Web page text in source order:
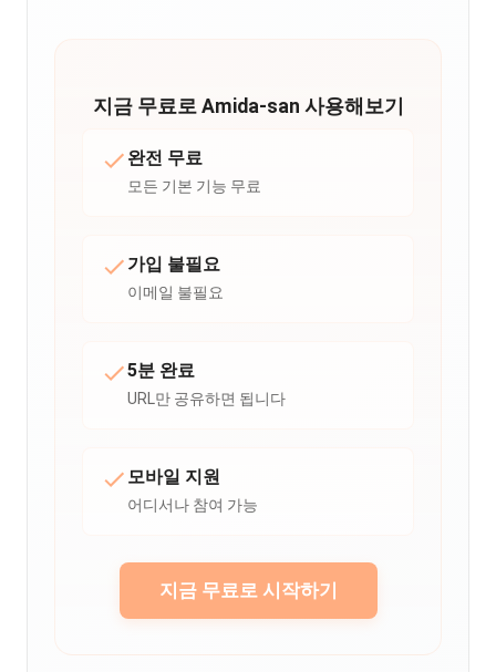
지금 무료로 Amida-san 사용해보기
완전 무료
모든 기본 기능 무료
가입 불필요
이메일 불필요
5분 완료
URL만 공유하면 됩니다
모바일 지원
어디서나 참여 가능
지금 무료로 시작하기